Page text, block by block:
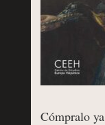
Cómpralo ya